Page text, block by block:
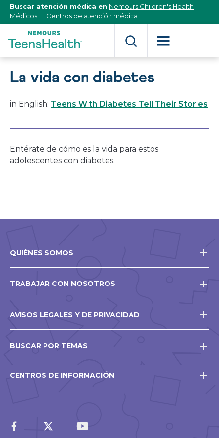
[Skip
Content]
Buscar atención médica en Nemours Children's Health
Médicos
Centros de atención médica
La vida con diabetes
in English: Teens With Diabetes Tell Their Stories
Entérate de cómo es la vida para estos
adolescentes con diabetes.
QUIÉNES SOMOS
TRABAJAR CON NOSOTROS
AVISOS LEGALES Y DE PRIVACIDAD
BUSCAR POR TEMAS
CENTROS DE INFORMACIÓN